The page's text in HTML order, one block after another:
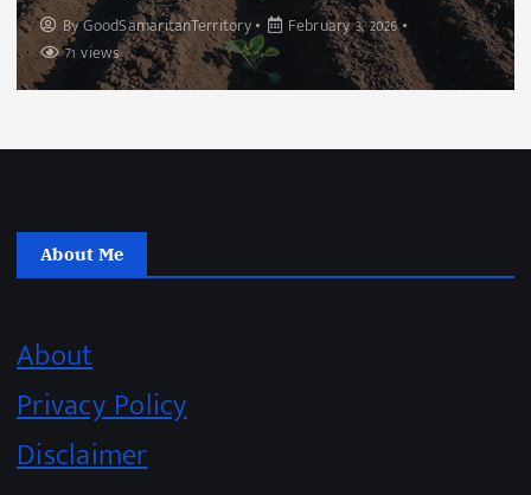
ByGoodSamaritanTerritory
January 13, 2026
76 views
About Me
About
Privacy Policy
Disclaimer